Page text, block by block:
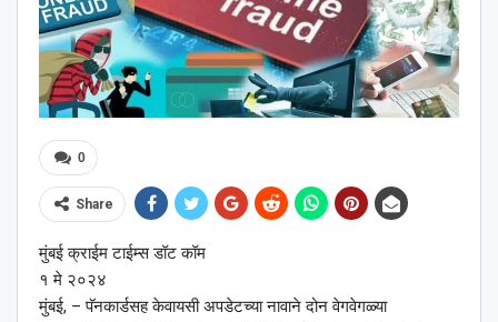
0
Share
मुंबई क्राईम टाईम्स डॉट कॉम
१ मे २०२४
मुंबई, – पॅनकार्डसह केवायसी अपडेटच्या नावाने दोन वेगवेगळ्या